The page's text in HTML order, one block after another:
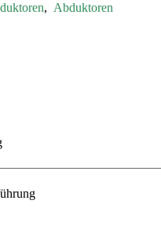
, Abduktoren